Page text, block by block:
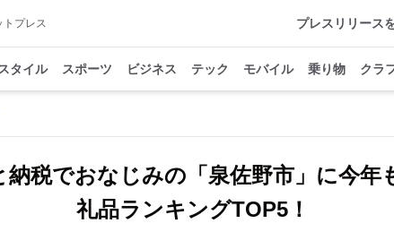
トプレス プレスリリース
タイル スポーツ ビジネス テック モバイル 乗り物 クラ
税でおなじみの「泉佐野市」に今年
礼品ランキングTOP5！